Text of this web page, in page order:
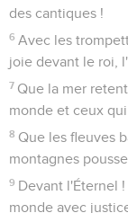
des cantiques !
6 Avec les
joie devant le roi,
7 Que la mer
monde et ceux
8 Que les fleuves
montagnes
9 Devant l'Éternel
monde avec